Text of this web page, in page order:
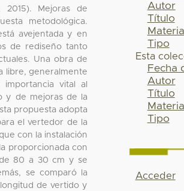
2015). Mejoras de
metodológica.
avejentada y en
de rediseño tanto
Una obra de
libre, generalmente
vital al
y de mejoras de la
propuesta adopta
el vertedor de la
con la instalación
proporcionada con
de 80 a 30 cm y se
se comparó la
de vertido y
Autor
Título
Materia
Tipo
Esta
Fecha
Autor
Título
Materia
Tipo
Acceder